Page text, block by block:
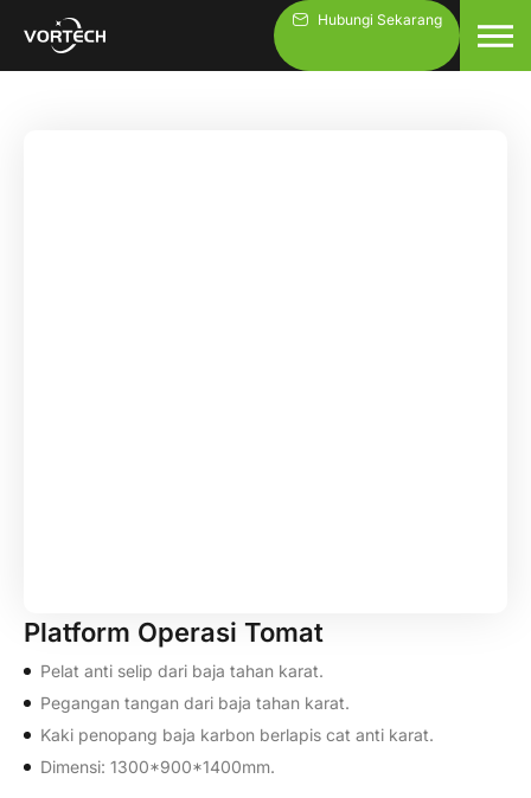
Lewati
konten
Hubungi Sekarang
Platform Operasi Tomat
Pelat anti selip dari baja tahan karat.
Pegangan tangan dari baja tahan karat.
Kaki penopang baja karbon berlapis cat anti karat.
Dimensi: 1300*900*1400mm.